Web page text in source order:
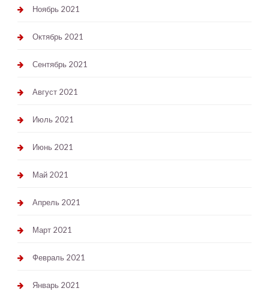
Ноябрь 2021
Октябрь 2021
Сентябрь 2021
Август 2021
Июль 2021
Июнь 2021
Май 2021
Апрель 2021
Март 2021
Февраль 2021
Январь 2021